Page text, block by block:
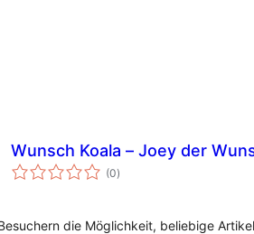
Wunsch Koala – Joey der
(0valutazioni
totali
)
die Möglichkeit, beliebige